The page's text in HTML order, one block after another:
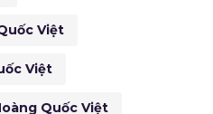
Việt
Việt
Quốc Việt